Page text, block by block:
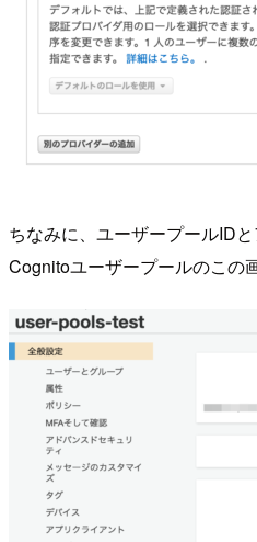
ちなみに、ユーザープールID
Cognitoユーザープールのこの